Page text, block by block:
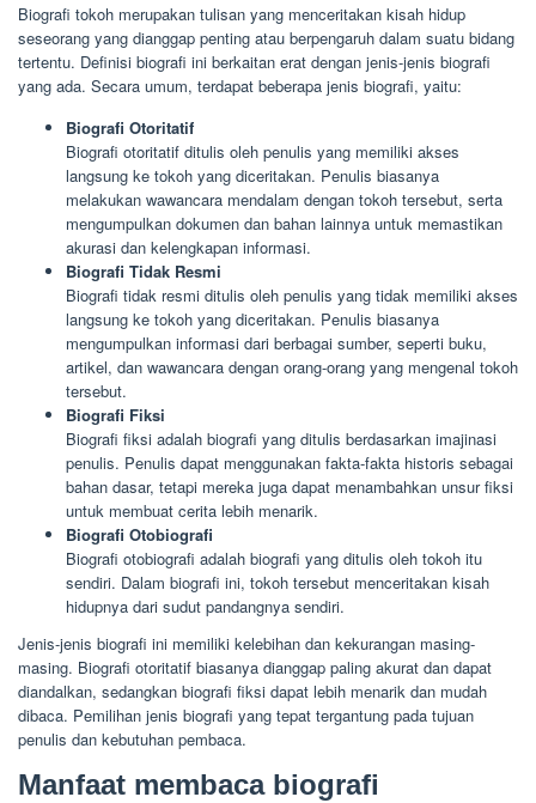
Biografi tokoh merupakan tulisan yang menceritakan kisah hidup
seseorang yang dianggap penting atau berpengaruh dalam suatu bidang
tertentu. Definisi biografi ini berkaitan erat dengan jenis-jenis biografi
yang ada. Secara umum, terdapat beberapa jenis biografi, yaitu:
Biografi Otoritatif
Biografi otoritatif ditulis oleh penulis yang memiliki akses
langsung ke tokoh yang diceritakan. Penulis biasanya
melakukan wawancara mendalam dengan tokoh tersebut, serta
mengumpulkan dokumen dan bahan lainnya untuk memastikan
akurasi dan kelengkapan informasi.
Biografi Tidak Resmi
Biografi tidak resmi ditulis oleh penulis yang tidak memiliki akses
langsung ke tokoh yang diceritakan. Penulis biasanya
mengumpulkan informasi dari berbagai sumber, seperti buku,
artikel, dan wawancara dengan orang-orang yang mengenal tokoh
tersebut.
Biografi Fiksi
Biografi fiksi adalah biografi yang ditulis berdasarkan imajinasi
penulis. Penulis dapat menggunakan fakta-fakta historis sebagai
bahan dasar, tetapi mereka juga dapat menambahkan unsur fiksi
untuk membuat cerita lebih menarik.
Biografi Otobiografi
Biografi otobiografi adalah biografi yang ditulis oleh tokoh itu
sendiri. Dalam biografi ini, tokoh tersebut menceritakan kisah
hidupnya dari sudut pandangnya sendiri.
Jenis-jenis biografi ini memiliki kelebihan dan kekurangan masing-
masing. Biografi otoritatif biasanya dianggap paling akurat dan dapat
diandalkan, sedangkan biografi fiksi dapat lebih menarik dan mudah
dibaca. Pemilihan jenis biografi yang tepat tergantung pada tujuan
penulis dan kebutuhan pembaca.
Manfaat membaca biografi